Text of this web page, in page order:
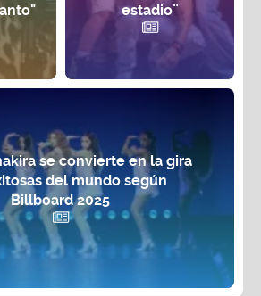
estadio¨
se convierte en la gira
del mundo según
Billboard 2025